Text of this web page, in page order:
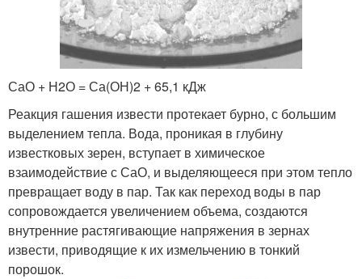
СаО + Н2О = Са(ОН)2 + 65,1 кДж
Реакция гашения извести протекает бурно, с большим
выделением тепла. Вода, проникая в глубину
известковых зерен, вступает в химическое
взаимодействие с СаО, и выделяющееся при этом тепло
превращает воду в пар. Так как переход воды в пар
сопровождается увеличением объема, создаются
внутренние растягивающие напряжения в зернах
извести, приводящие к их измельчению в тонкий
порошок.